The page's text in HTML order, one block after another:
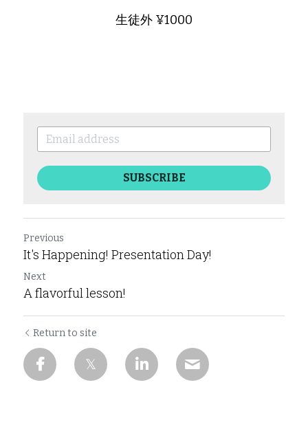
生徒外 ¥1000
SUBSCRIBE
Previous
It's Happening! Presentation Day!
Next
A flavorful lesson!
Return to site